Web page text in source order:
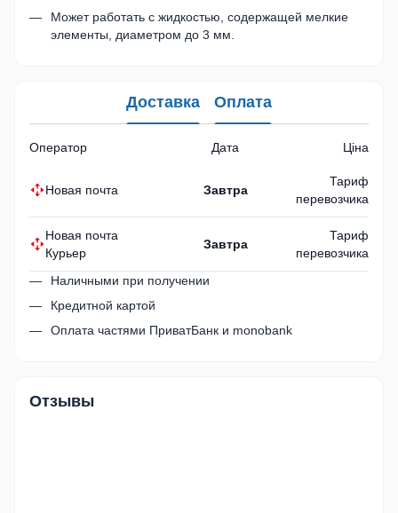
Может работать с жидкостью, содержащей мелкие
элементы, диаметром до 3 мм.
Доставка Оплата
Оператор Дата Ціна
Новая почта Завтра
Тариф
перевозчика
Новая почта
Курьер
Завтра
Тариф
перевозчика
Наличными при получении
Кредитной картой
Оплата частями ПриватБанк и monobank
Отзывы